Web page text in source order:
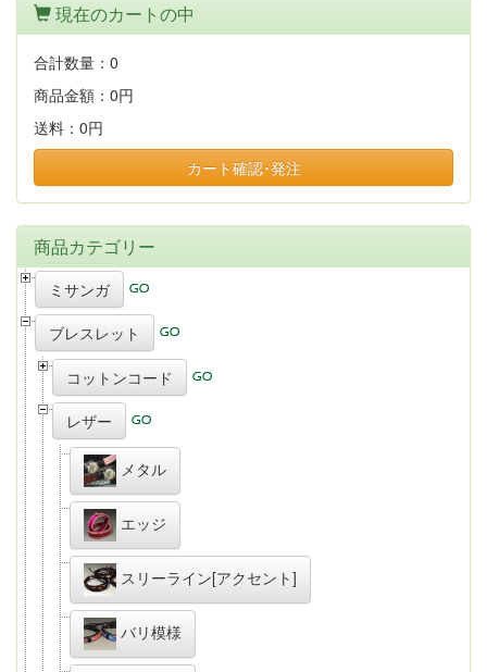
現在のカートの中
合計数量： 0
商品金額： 0円
送料： 0円
カート確認･発注
商品カテゴリー
ミサンガ
ブレスレット
コットンコード
レザー
メタル
エッジ
スリーライン[アクセント]
バリ模様